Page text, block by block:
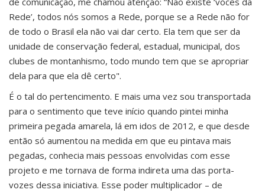
Rede’, todos nós somos a Rede, porque se a Rede não for
de todo o Brasil ela não vai dar certo. Ela tem que ser da
unidade de conservação federal, estadual, municipal, dos
clubes de montanhismo, todo mundo tem que se apropriar
dela para que ela dê certo".
É o tal do pertencimento. E mais uma vez sou transportada
para o sentimento que teve início quando pintei minha
primeira pegada amarela, lá em idos de 2012, e que desde
então só aumentou na medida em que eu pintava mais
pegadas, conhecia mais pessoas envolvidas com esse
projeto e me tornava de forma indireta uma das porta-
vozes dessa iniciativa. Esse poder multiplicador – de